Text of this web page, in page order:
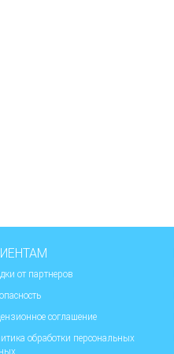
от партнеров
соглашение
обработки персональных